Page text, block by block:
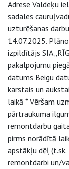
Adrese Valdeķu
sadales
uzturēšanas
14.07.2025.
izpildītājs SIA
pakalpojumu
datums Beigu
karstais un
laikā * Vēršam
pārtraukuma
remontdarbu
pirms norādītā
apstākļu dēļ
remontdarbi un/